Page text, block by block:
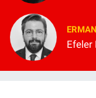
Efeler